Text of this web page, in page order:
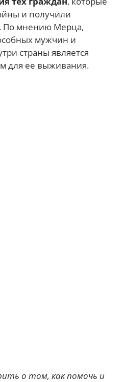
и получили
По мнению Мерца,
мужчин и
страны является
для ее выживания.
о том, как помочь и